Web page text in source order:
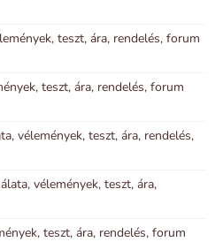
teszt, ára, rendelés, forum
teszt, ára, rendelés, forum
vélemények, teszt, ára, rendelés,
vélemények, teszt, ára,
teszt, ára, rendelés, forum